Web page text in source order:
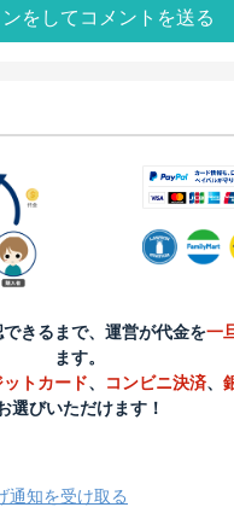
ンをしてコメントを送る
きるまで、運営が代金を一
ます。
ットカード、 コンビニ決済、
選びいただけます！
通知を受け取る